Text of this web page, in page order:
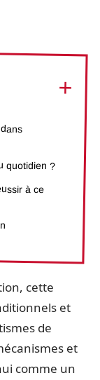
quotidien ?
à ce
cette
et
de
et
comme un